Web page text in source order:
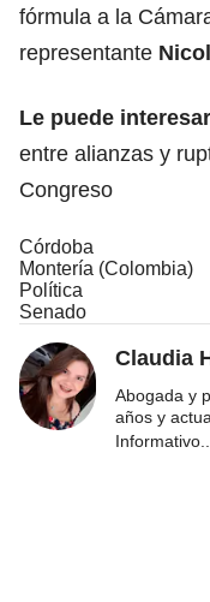
fórmula a la
representante
Le puede
entre alianzas y
Congreso
Córdoba
Montería (Colombia)
Política
Senado
Claudia
Abogada y
años y
Informativo